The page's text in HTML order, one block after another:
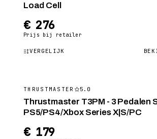
Load Cell
€ 276
Prijs bij retailer
VERGELIJK
THRUSTMASTER 5.0
Thrustmaster T3PM - 3 Pedalen
PS5/PS4/Xbox Series X|S/PC
€ 179